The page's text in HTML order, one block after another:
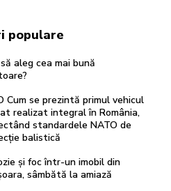
populare
aleg cea mai bună
Cum se prezintă primul vehicul
realizat integral în România,
standardele NATO de
balistică
și foc într-un imobil din
sâmbătă la amiază